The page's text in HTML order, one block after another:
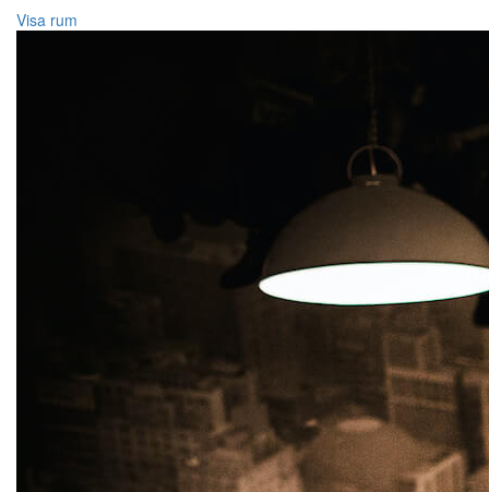
Visa rum